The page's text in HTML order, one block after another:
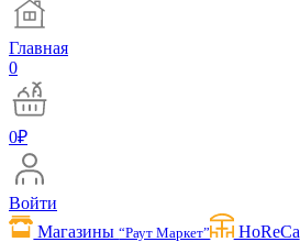
Главная
0
0₽
Войти
Магазины“Раут Маркет”
HoReCa